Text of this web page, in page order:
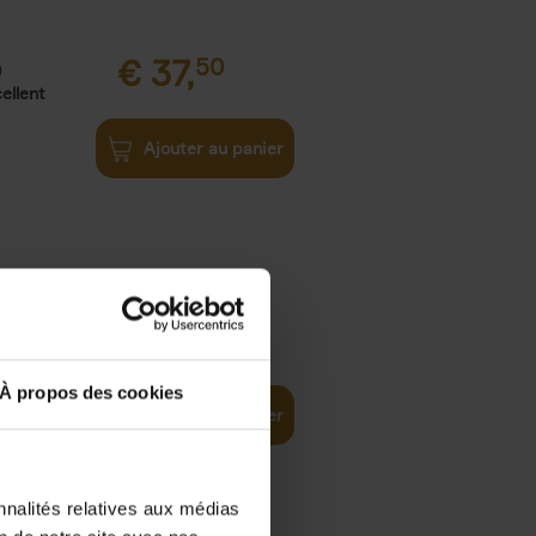
À propos des cookies
relatives aux médias
€ 37,50
Ajouter au panier
world 29,99
Ajouter au panier